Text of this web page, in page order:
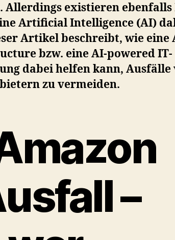
Allerdings existieren
Artificial Intelligence (AI)
Artikel beschreibt, wie eine
bzw. eine AI-powered IT-
dabei helfen kann, Ausfälle
zu vermeiden.
–